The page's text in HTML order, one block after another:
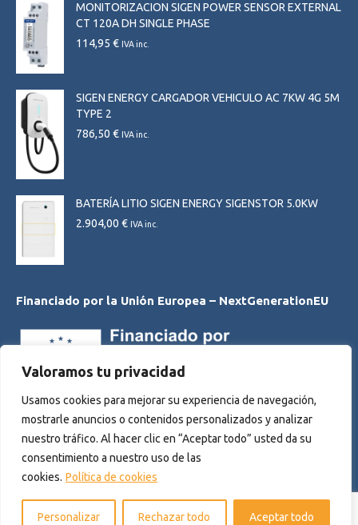
Valoramos tu privacidad
Usamos cookies para mejorar su experiencia de navegación,
mostrarle anuncios o contenidos personalizados y analizar
nuestro tráfico. Al hacer clic en “Aceptar todo” usted da su
consentimiento a nuestro uso de las
cookies. Política de cookies
Personalizar Rechazar todo Aceptar todo
3.085,50 €
MONITORIZACION SIGEN POWER SENSOR EXTERNAL
CT 120A DH SINGLE PHASE
114,95 € IVA inc.
SIGEN ENERGY CARGADOR VEHICULO AC 7KW 4G 5M
TYPE 2
786,50 € IVA inc.
BATERÍA LITIO SIGEN ENERGY SIGENSTOR 5.0KW
2.904,00 € IVA inc.
Financiado por la Unión Europea – NextGenerationEU